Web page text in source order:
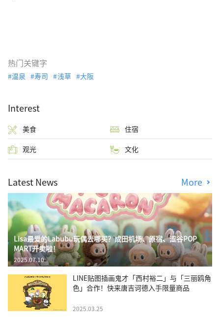
热门关键字
温泉 寿司 浅草 大阪
Interest
美食 住宿
观光 文化
Latest News More
Lisa最爱的Labubu玩偶去哪买？成田机场、原宿、涩谷POP
MART开卖啦！
2025.07.10
LINE贴图插画鬼才「西村裕二」与「三丽鸥角
色」合作！快来唐吉诃德入手限量商品
2025.03.25